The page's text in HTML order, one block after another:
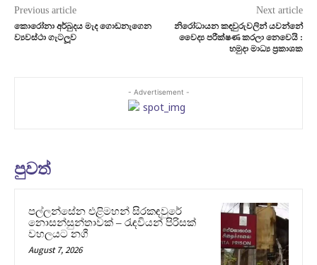
Previous article
කොරෝනා අර්බුදය මැද ගොඩනැගෙන
ව්‍යවස්ථා ගැටලූව
Next article
නිරෝධායන කඳවුරුවලින් යවන්නේ
වෛද්‍ය පරීක්ෂණ කරලා නෙවෙයි :
හමුදා මාධ්‍ය ප‍්‍රකාශක
- Advertisement -
පුවත්
පල්ලන්සේන එළිමහන් සිරකඳවුරේ
නොසන්සුන්තාවක් – රැඳවියන් පිරිසක්
වහලයට නගී
August 7, 2026